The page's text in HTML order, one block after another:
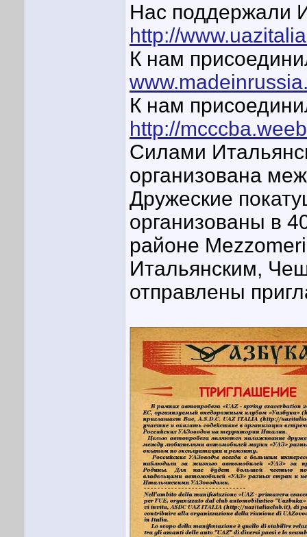
Нас поддержали
http://
К нам
К нам
http://
Силами
организована
Дружеские
организованы в
районе
Итальянским,
отправлены